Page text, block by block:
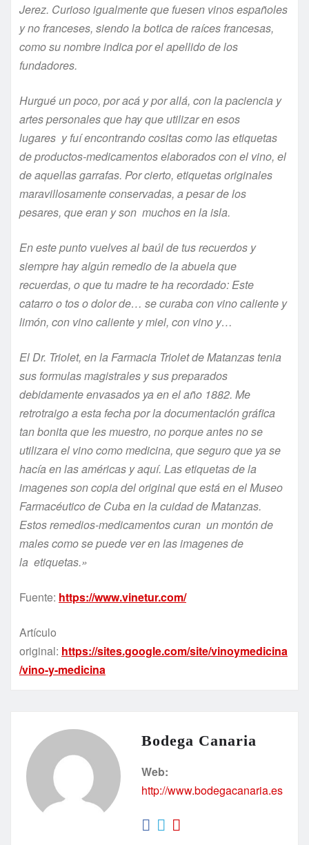
Jerez. Curioso igualmente que fuesen vinos españoles
y no franceses, siendo la botica de raíces francesas,
como su nombre indica por el apellido de los
fundadores.
Hurguéun poco, por acá y por allá, con la paciencia y
artes personales que hay que utilizar en esos
lugares yfuíencontrando cositas como las etiquetas
de productos-medicamentos elaborados con el vino, el
de aquellas garrafas. Por cierto, etiquetas originales
maravillosamente conservadas, a pesar de los
pesares, que eran y son muchos en la isla.
En este punto vuelves al baúl de tus recuerdos y
siempre hay algún remedio de laabuela que
recuerdas, o que tu madre te ha recordado: Este
catarro o tos o dolor de… se curaba con vino caliente y
limón, con vino caliente y miel, con vino y…
El Dr. Triolet, en la Farmacia Triolet de Matanzas tenia
sus formulas magistrales y sus preparados
debidamente envasados ya en el año 1882. Me
retrotraigo a esta fecha por la documentación gráfica
tan bonita que les muestro, no porque antes no se
utilizara el vino como medicina, que seguro que ya se
hacía en las américas y aquí. Lasetiquetasde la
imagenessoncopia del original que está en el Museo
Farmacéutico de Cuba en la cuidad de Matanzas.
Estosremedios-medicamentoscuran un montón de
males como se puede ver en lasimagenesde
la etiquetas.»
Fuente: https://www.vinetur.com/
Artículo
original: https://sites.google.com/site/vinoymedicina
/vino-y-medicina
Bodega Canaria
Web:
http://www.bodegacanaria.es